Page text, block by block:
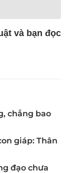
và bạn đọc
chẳng bao
giáp: Thân
đạo chưa